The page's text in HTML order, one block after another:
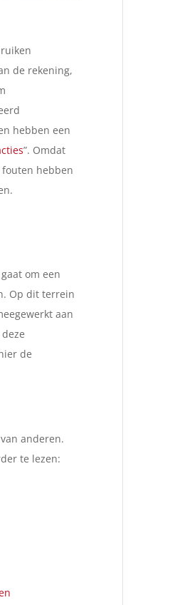
de rekening,
hebben een
”. Omdat
hebben
om een
Op dit terrein
aan
de
anderen.
te lezen: